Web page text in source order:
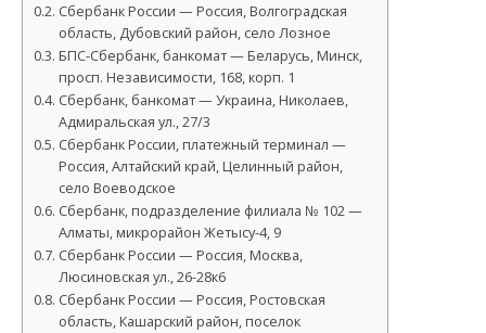
Сбербанк России — Россия, Волгоградская
область, Дубовский район, село Лозное
БПС-Сбербанк, банкомат — Беларусь, Минск,
просп. Независимости, 168, корп. 1
Сбербанк, банкомат — Украина, Николаев,
Адмиральская ул., 27/3
Сбербанк России, платежный терминал —
Россия, Алтайский край, Целинный район,
село Воеводское
Сбербанк, подразделение филиала № 102 —
Алматы, микрорайон Жетысу-4, 9
Сбербанк России — Россия, Москва,
Люсиновская ул., 26-28к6
Сбербанк России — Россия, Ростовская
область, Кашарский район, поселок